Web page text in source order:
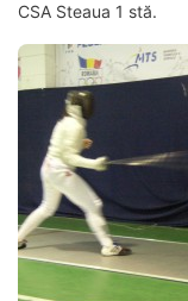
CSA Steaua 1 stă.